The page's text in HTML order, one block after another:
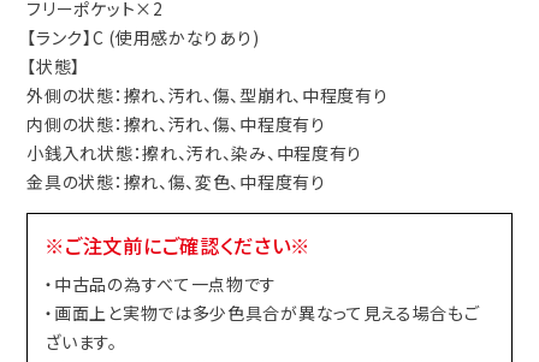
フリーポケット×2
【ランク】C (使用感かなりあり)
【状態】
外側の状態：擦れ、汚れ、傷、型崩れ、中程度有り
内側の状態：擦れ、汚れ、傷、中程度有り
小銭入れ状態：擦れ、汚れ、染み、中程度有り
金具の状態：擦れ、傷、変色、中程度有り
※ご注文前にご確認ください※
・中古品の為すべて一点物です
・画面上と実物では多少色具合が異なって見える場合もご
ざいます。